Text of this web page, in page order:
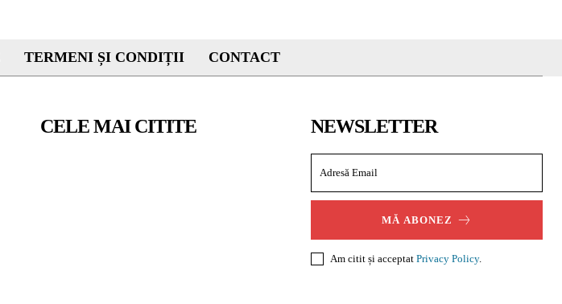
TERMENI ȘI CONDIȚII CONTACT
CELE MAI CITITE NEWSLETTER
MĂ ABONEZ
Am citit și acceptat Privacy Policy.